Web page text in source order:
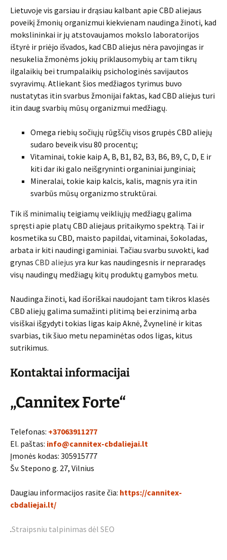
Lietuvoje vis garsiau ir drąsiau kalbant apie CBD aliejaus
poveikį žmonių organizmui kiekvienam naudinga žinoti, kad
mokslininkai ir jų atstovaujamos mokslo laboratorijos
ištyrė ir priėjo išvados, kad CBD aliejus nėra pavojingas ir
nesukelia žmonėms jokių priklausomybių ar tam tikrų
ilgalaikių bei trumpalaikių psichologinės savijautos
svyravimų. Atliekant šios medžiagos tyrimus buvo
nustatytas itin svarbus žmonijai faktas, kad CBD aliejus turi
itin daug svarbių mūsų organizmui medžiagų.
Omega riebių sočiųjų rūgščių visos grupės CBD aliejų
sudaro beveik visu 80 procentų;
Vitaminai, tokie kaip A, B, B1, B2, B3, B6, B9, C, D, E ir
kiti dar iki galo neišgryninti organiniai junginiai;
Mineralai, tokie kaip kalcis, kalis, magnis yra itin
svarbūs mūsų organizmo struktūrai.
Tik iš minimalių teigiamų veikliųjų medžiagų galima
spręsti apie platų CBD aliejaus pritaikymo spektrą. Tai ir
kosmetika su CBD, maisto papildai, vitaminai, šokoladas,
arbata ir kiti naudingi gaminiai. Tačiau svarbu suvokti, kad
grynas CBD aliejus yra kur kas naudingesnis ir nepraradęs
visų naudingų medžiagų kitų produktų gamybos metu.
Naudinga žinoti, kad išoriškai naudojant tam tikros klasės
CBD aliejų galima sumažinti plitimą bei erzinimą arba
visiškai išgydyti tokias ligas kaip Aknė, Žvynelinė ir kitas
svarbias, tik šiuo metu nepaminėtas odos ligas, kitus
sutrikimus.
Kontaktai informacijai
„Cannitex Forte“
Telefonas: +37063911277
El. paštas: info@cannitex-cbdaliejai.lt
Įmonės kodas: 305915777
Šv. Stepono g. 27, Vilnius
Daugiau informacijos rasite čia: https://cannitex-
cbdaliejai.lt/
.Straipsniu talpinimas dėl SEO